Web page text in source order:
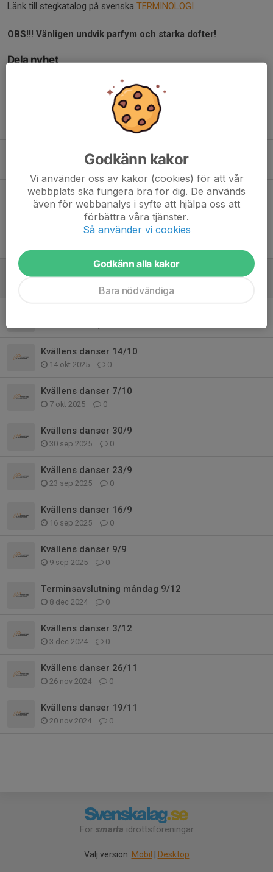
Länk till stegkatalog på svenska TERMINOLOGI
OBS!!! Vänligen undvik parfym och starka dofter!
Dela nyhet
Kvällens danser 18/11
18 nov 2025 0
Kvällens danser 11/11
11 nov 2025 0
Kvällens danser 4/11
Kvällens danser 14/10
14 okt 2025 0
Kvällens danser 7/10
7 okt 2025 0
Kvällens danser 30/9
30 sep 2025 0
Kvällens danser 23/9
23 sep 2025 0
Kvällens danser 16/9
16 sep 2025 0
Kvällens danser 9/9
9 sep 2025 0
Terminsavslutning måndag 9/12
8 dec 2024 0
Kvällens danser 3/12
3 dec 2024 0
Kvällens danser 26/11
26 nov 2024 0
Kvällens danser 19/11
20 nov 2024 0
För smarta idrottsföreningar
Välj version: Mobil | Desktop
Godkänn kakor
Vi använder oss av kakor (cookies) för att vår
webbplats ska fungera bra för dig. De används
även för webbanalys i syfte att hjälpa oss att
förbättra våra tjänster.
Så använder vi cookies
Godkänn alla kakor
Bara nödvändiga